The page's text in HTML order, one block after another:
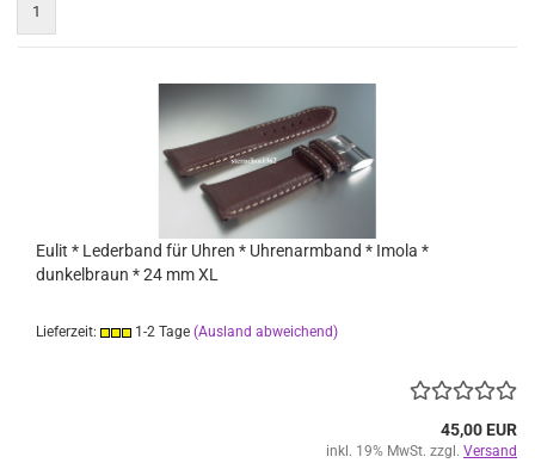
1
Eulit * Lederband für Uhren * Uhrenarmband * Imola *
dunkelbraun * 24 mm XL
Lieferzeit: 1-2 Tage (Ausland abweichend)
45,00 EUR
inkl. 19% MwSt. zzgl. Versand